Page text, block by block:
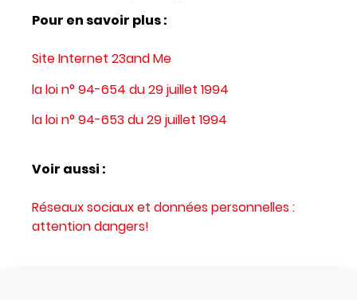
Pour en savoir plus :
Site Internet 23and Me
la loi n° 94-654 du 29 juillet 1994
la loi n° 94-653 du 29 juillet 1994
Voir aussi :
Réseaux sociaux et données personnelles :
attention dangers!